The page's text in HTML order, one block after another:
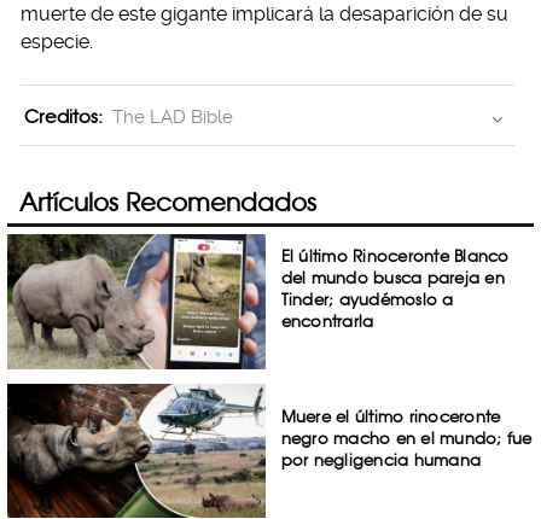
muerte de este gigante implicará la desaparición de su
especie.
Creditos: The LAD Bible
Artículos Recomendados
El último Rinoceronte Blanco
del mundo busca pareja en
Tinder; ayudémoslo a
encontrarla
Muere el último rinoceronte
negro macho en el mundo; fue
por negligencia humana